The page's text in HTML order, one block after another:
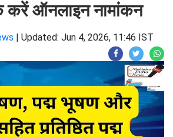
ऑनलाइन नामांकन
| Updated: Jun 4, 2026, 11:46 IST